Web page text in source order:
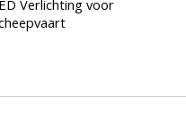
Verlichting voor